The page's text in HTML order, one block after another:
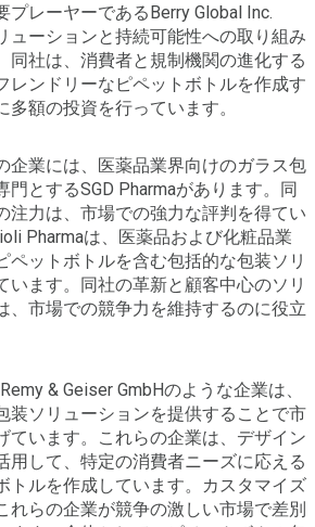
プレーヤーであるBerry Global Inc.
ューションと持続可能性への取り組み
同社は、消費者と規制機関の進化する
レンドリーなピペットボトルを作成す
多額の投資を行っています。
企業には、医薬品業界向けのガラス包
門とするSGD Pharmaがあります。同
注力は、市場での強力な評判を得てい
Pharmaは、医薬品および化粧品業
ペットボトルを含む包括的な包装ソリ
います。同社の革新と顧客中心のソリ
、市場での競争力を維持するのに役立
& Geiser GmbHのような企業は、
装ソリューションを提供することで市
ています。これらの企業は、デザイン
用して、特定の消費者ニーズに応える
トルを作成しています。カスタマイズ
れらの企業が競争の激しい市場で差別